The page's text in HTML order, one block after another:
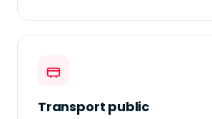
Transport public